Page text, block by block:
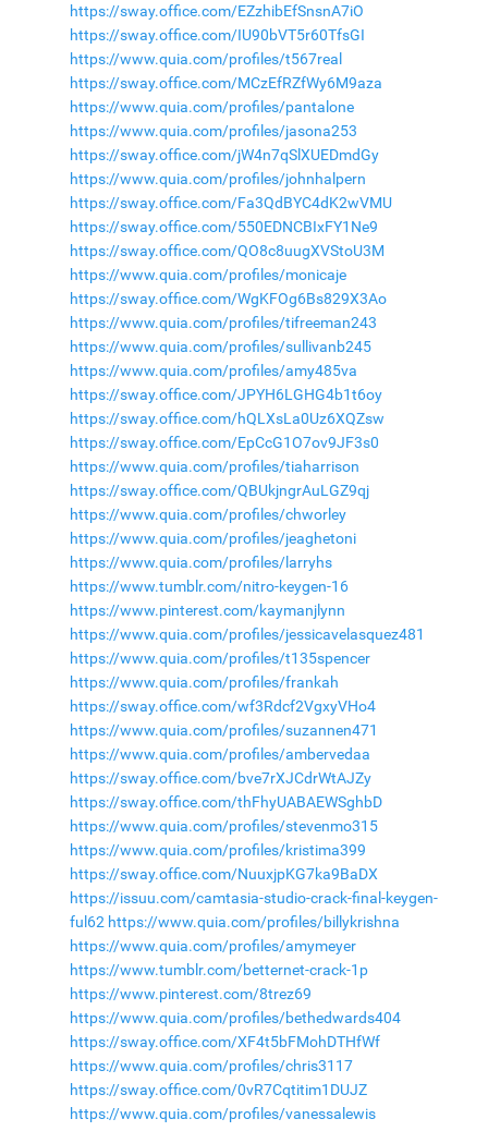
https://sway.office.com/EZzhibEfSnsnA7iO
https://sway.office.com/IU90bVT5r60TfsGI
https://www.quia.com/profiles/t567real
https://sway.office.com/MCzEfRZfWy6M9aza
https://www.quia.com/profiles/pantalone
https://www.quia.com/profiles/jasona253
https://sway.office.com/jW4n7qSlXUEDmdGy
https://www.quia.com/profiles/johnhalpern
https://sway.office.com/Fa3QdBYC4dK2wVMU
https://sway.office.com/550EDNCBIxFY1Ne9
https://sway.office.com/QO8c8uugXVStoU3M
https://www.quia.com/profiles/monicaje
https://sway.office.com/WgKFOg6Bs829X3Ao
https://www.quia.com/profiles/tifreeman243
https://www.quia.com/profiles/sullivanb245
https://www.quia.com/profiles/amy485va
https://sway.office.com/JPYH6LGHG4b1t6oy
https://sway.office.com/hQLXsLa0Uz6XQZsw
https://sway.office.com/EpCcG1O7ov9JF3s0
https://www.quia.com/profiles/tiaharrison
https://sway.office.com/QBUkjngrAuLGZ9qj
https://www.quia.com/profiles/chworley
https://www.quia.com/profiles/jeaghetoni
https://www.quia.com/profiles/larryhs
https://www.tumblr.com/nitro-keygen-16
https://www.pinterest.com/kaymanjlynn
https://www.quia.com/profiles/jessicavelasquez481
https://www.quia.com/profiles/t135spencer
https://www.quia.com/profiles/frankah
https://sway.office.com/wf3Rdcf2VgxyVHo4
https://www.quia.com/profiles/suzannen471
https://www.quia.com/profiles/ambervedaa
https://sway.office.com/bve7rXJCdrWtAJZy
https://sway.office.com/thFhyUABAEWSghbD
https://www.quia.com/profiles/stevenmo315
https://www.quia.com/profiles/kristima399
https://sway.office.com/NuuxjpKG7ka9BaDX
https://issuu.com/camtasia-studio-crack-final-keygen-
ful62 https://www.quia.com/profiles/billykrishna
https://www.quia.com/profiles/amymeyer
https://www.tumblr.com/betternet-crack-1p
https://www.pinterest.com/8trez69
https://www.quia.com/profiles/bethedwards404
https://sway.office.com/XF4t5bFMohDTHfWf
https://www.quia.com/profiles/chris3117
https://sway.office.com/0vR7Cqtitim1DUJZ
https://www.quia.com/profiles/vanessalewis